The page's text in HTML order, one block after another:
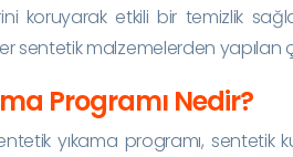
koruyarak etkili bir temizlik
sentetik malzemelerden yapılan
Programı Nedir?
yıkama programı, sentetik